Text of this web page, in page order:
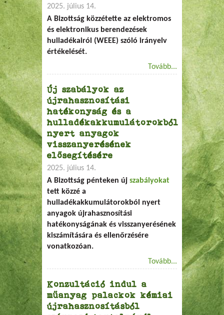
2025. július 14.
A Bizottság közzétette az elektromos
és elektronikus berendezések
hulladékairól (WEEE) szóló irányelv
értékelését.
Tovább...
Új szabályok az
újrahasznosítási
hatékonyság és a
hulladékakkumulátorokból
nyert anyagok
visszanyerésének
elősegítésére
2025. július 14.
A Bizottság pénteken új szabályokat
tett közzé a
hulladékakkumulátorokból nyert
anyagok újrahasznosítási
hatékonyságának és visszanyerésének
kiszámítására és ellenőrzésére
vonatkozóan.
Tovább...
Konzultáció indul a
műanyag palackok kémiai
újrahasznosításból